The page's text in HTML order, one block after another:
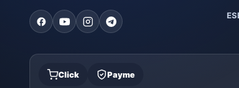
Click Payme